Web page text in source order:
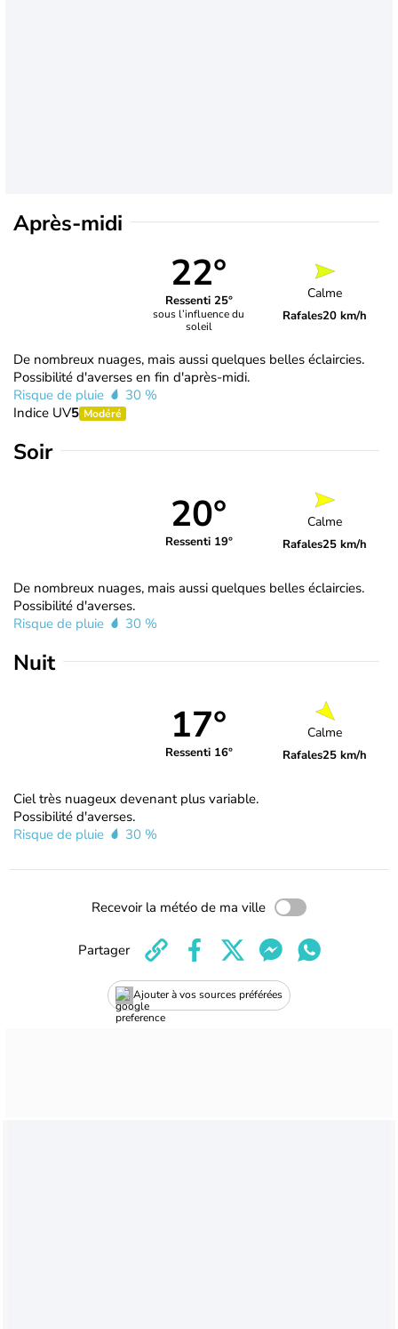
Après-midi
22°
Ressenti 25°
sous l’influence du
soleil
Calme
Rafales20 km/h
De nombreux nuages, mais aussi quelques belles éclaircies.
Possibilité d'averses en fin d'après-midi.
Risque de pluie
30 %
Indice UV5 Modéré
Soir
20°
Ressenti 19°
Calme
Rafales25 km/h
De nombreux nuages, mais aussi quelques belles éclaircies.
Possibilité d'averses.
Risque de pluie
30 %
Nuit
17°
Ressenti 16°
Calme
Rafales25 km/h
Ciel très nuageux devenant plus variable.
Possibilité d'averses.
Risque de pluie
30 %
Recevoir la météo de ma ville
Ajouter à vos sources préférées
Partager